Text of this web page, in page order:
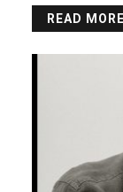
READ MORE